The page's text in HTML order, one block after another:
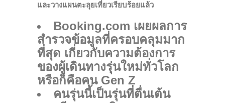
และวางแผนตะลุยเที่ยวเรียบร้อยแล้ว
Booking.com เผยผลการ
สำรวจข้อมูลที่ครอบคลุมมาก
ที่สุด เกี่ยวกับความต้องการ
ของผู้เดินทางรุ่นใหม่ทั่วโลก
หรือก็คือคน Gen Z
คนรุ่นนี้เป็นรุ่นที่ตื่นเต้น